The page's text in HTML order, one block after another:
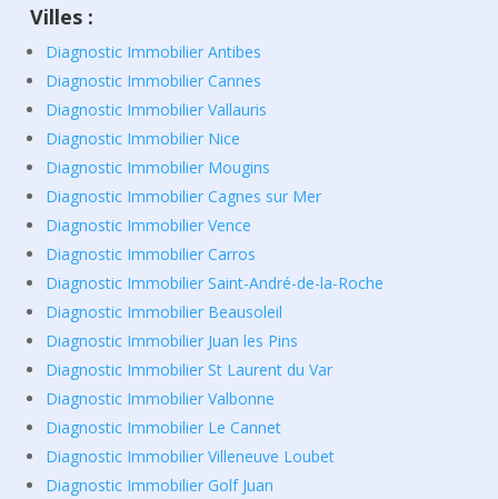
Villes :
Diagnostic Immobilier Antibes
Diagnostic Immobilier Cannes
Diagnostic Immobilier Vallauris
Diagnostic Immobilier Nice
Diagnostic Immobilier Mougins
Diagnostic Immobilier Cagnes sur Mer
Diagnostic Immobilier Vence
Diagnostic Immobilier Carros
Diagnostic Immobilier Saint-André-de-la-Roche
Diagnostic Immobilier Beausoleil
Diagnostic Immobilier Juan les Pins
Diagnostic Immobilier St Laurent du Var
Diagnostic Immobilier Valbonne
Diagnostic Immobilier Le Cannet
Diagnostic Immobilier Villeneuve Loubet
Diagnostic Immobilier Golf Juan